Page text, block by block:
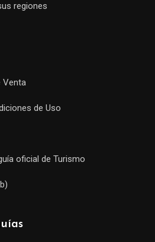
regiones
Venta
de Uso
oficial de Turismo